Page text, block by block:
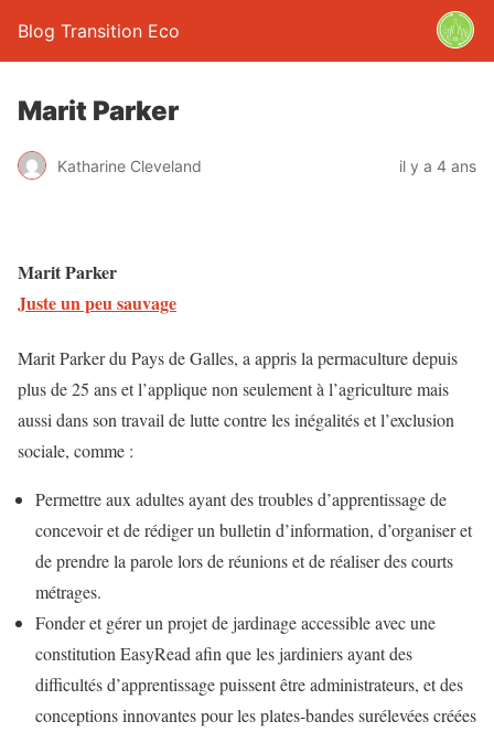
Blog Transition Eco
Marit Parker
Katharine Cleveland il y a 4 ans
Marit Parker
Juste un peu sauvage
Marit Parker du Pays de Galles, a appris la permaculture depuis
plus de 25 ans et l’applique non seulement à l’agriculture mais
aussi dans son travail de lutte contre les inégalités et l’exclusion
sociale, comme :
Permettre aux adultes ayant des troubles d’apprentissage de
concevoir et de rédiger un bulletin d’information, d’organiser et
de prendre la parole lors de réunions et de réaliser des courts
métrages.
Fonder et gérer un projet de jardinage accessible avec une
constitution EasyRead afin que les jardiniers ayant des
difficultés d’apprentissage puissent être administrateurs, et des
conceptions innovantes pour les plates-bandes surélevées créées